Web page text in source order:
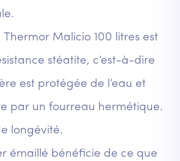
Malicio 100 litres est
stéatite, c’est-à-dire
est protégée de l’eau et
par un fourreau hermétique.
longévité.
émaillé bénéficie de ce que